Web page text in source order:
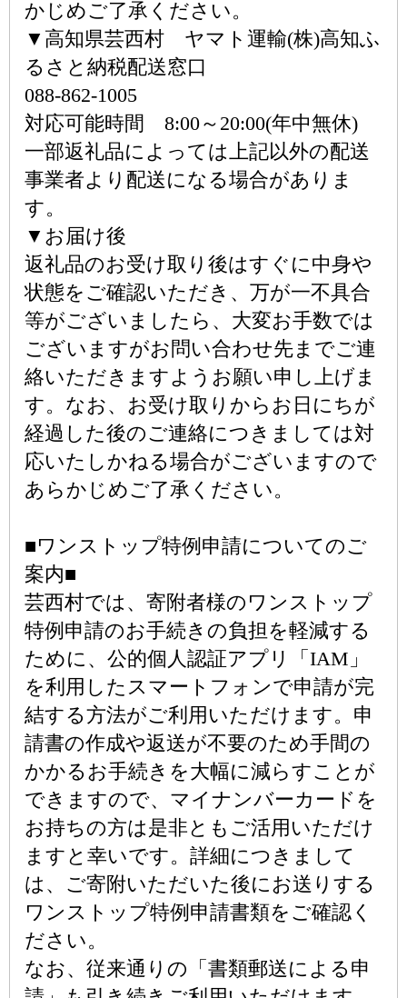
かじめご了承ください。
▼高知県芸西村 ヤマト運輸(株)高知ふ
るさと納税配送窓口
088-862-1005
対応可能時間 8:00～20:00(年中無休)
一部返礼品によっては上記以外の配送
事業者より配送になる場合がありま
す。
▼お届け後
返礼品のお受け取り後はすぐに中身や
状態をご確認いただき、万が一不具合
等がございましたら、大変お手数では
ございますがお問い合わせ先までご連
絡いただきますようお願い申し上げま
す。なお、お受け取りからお日にちが
経過した後のご連絡につきましては対
応いたしかねる場合がございますので
あらかじめご了承ください。
■ワンストップ特例申請についてのご
案内■
芸西村では、寄附者様のワンストップ
特例申請のお手続きの負担を軽減する
ために、公的個人認証アプリ「IAM」
を利用したスマートフォンで申請が完
結する方法がご利用いただけます。申
請書の作成や返送が不要のため手間の
かかるお手続きを大幅に減らすことが
できますので、マイナンバーカードを
お持ちの方は是非ともご活用いただけ
ますと幸いです。詳細につきまして
は、ご寄附いただいた後にお送りする
ワンストップ特例申請書類をご確認く
ださい。
なお、従来通りの「書類郵送による申